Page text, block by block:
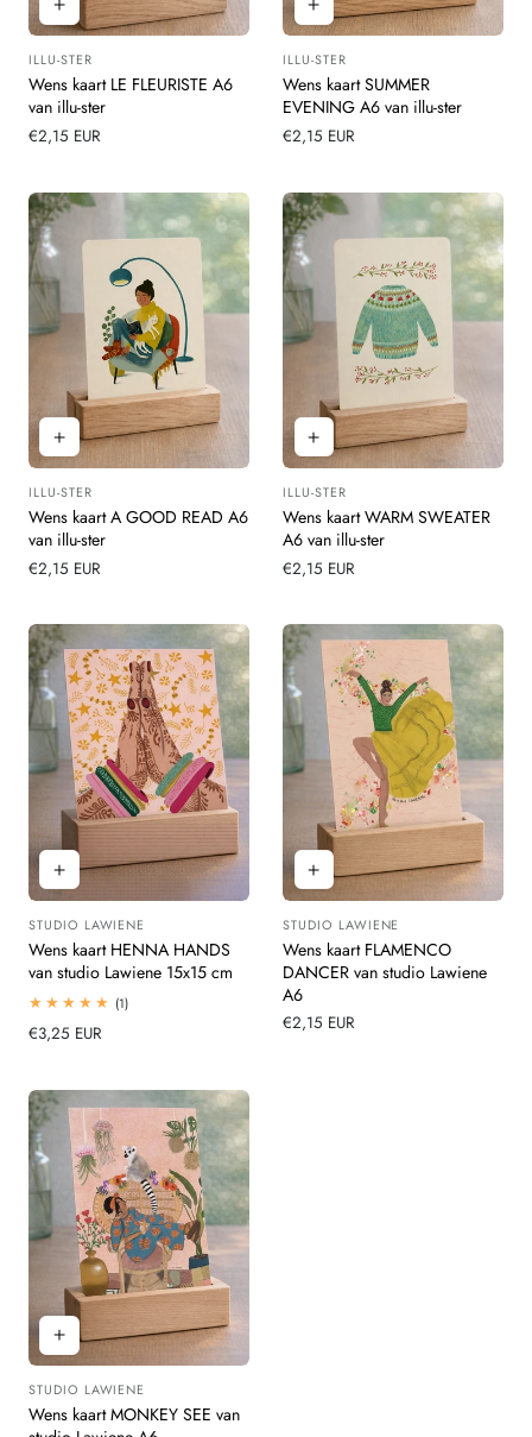
Leverancier:
ILLU-STER
Wens kaart LE FLEURISTE A6
van illu-ster
Normale
€2,15 EUR
Leverancier:
ILLU-STER
Wens kaart SUMMER
EVENING A6 van illu-ster
Normale
€2,15 EUR
Leverancier:
ILLU-STER
Wens kaart A GOOD READ A6
van illu-ster
Normale
€2,15 EUR
Leverancier:
ILLU-STER
Wens kaart WARM SWEATER
A6 van illu-ster
Normale
€2,15 EUR
Leverancier:
STUDIO LAWIENE
Wens kaart HENNA HANDS
van studio Lawiene 15x15 cm
(1)1
Normale
€3,25 EUR
Leverancier:
STUDIO LAWIENE
Wens kaart FLAMENCO
DANCER van studio Lawiene
A6
Normale
€2,15 EUR
Leverancier:
STUDIO LAWIENE
Wens kaart MONKEY SEE van